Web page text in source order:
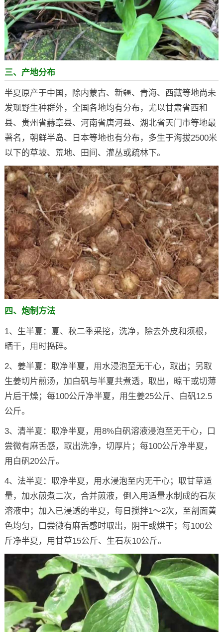
三、产地分布
半夏原产于中国，除内蒙古、新疆、青海、西藏等地尚未
发现野生种群外，全国各地均有分布，尤以甘肃省西和
县、贵州省赫章县、河南省唐河县、湖北省天门市等地最
著名，朝鲜半岛、日本等地也有分布，多生于海拔2500米
以下的草坡、荒地、田间、灌丛或疏林下。
四、炮制方法
1、生半夏：夏、秋二季采挖，洗净，除去外皮和须根，
晒干，用时捣碎。
2、姜半夏：取净半夏，用水浸泡至无干心，取出；另取
生姜切片煎汤，加白矾与半夏共煮透，取出，晾干或切薄
片后干燥；每100公斤净半夏，用生姜25公斤、白矾12.5
公斤。
3、清半夏：取净半夏，用8%白矾溶液浸泡至无干心，口
尝微有麻舌感，取出洗净，切厚片；每100公斤净半夏，
用白矾20公斤。
4、法半夏：取净半夏，用水浸泡至内无干心；取甘草适
量，加水煎煮二次，合并煎液，倒入用适量水制成的石灰
溶液中；加入已浸透的半夏，每日搅拌1～2次，至剖面黄
色均匀，口尝微有麻舌感时取出，阴干或烘干；每100公
斤净半夏，用甘草15公斤、生石灰10公斤。